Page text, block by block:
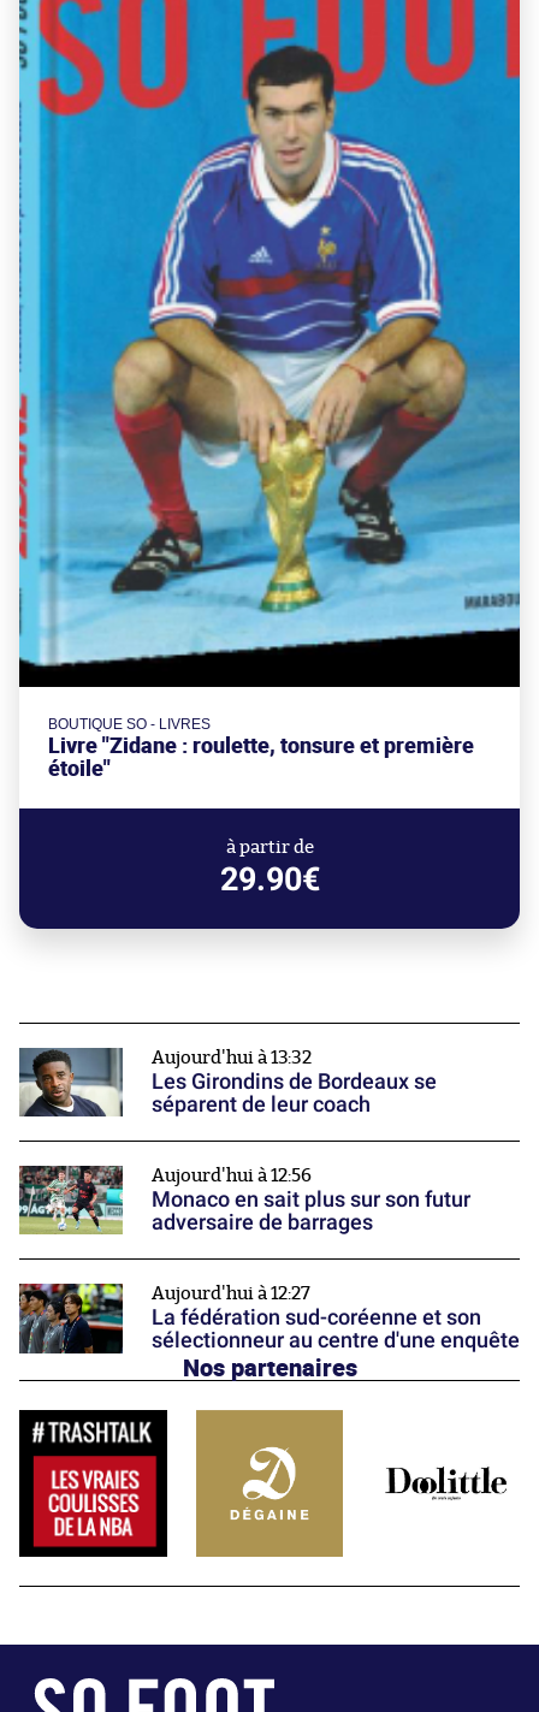
BOUTIQUE SO - LIVRES
Livre "Zidane : roulette, tonsure et première
étoile"
à partir de
29.90€
Aujourd'hui à 13:32
Les Girondins de Bordeaux se
séparent de leur coach
Aujourd'hui à 12:56
Monaco en sait plus sur son futur
adversaire de barrages
Aujourd'hui à 12:27
La fédération sud-coréenne et son
sélectionneur au centre d'une enquête
Nos partenaires